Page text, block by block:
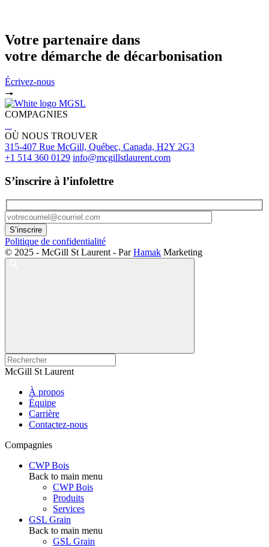
Votre partenaire dans
votre démarche de décarbonisation
Écrivez-nous
COMPAGNIES
OÙ NOUS TROUVER
315-407 Rue McGill, Québec, Canada, H2Y 2G3
+1 514 360 0129 info@mcgillstlaurent.com
S’inscrire à l’infolettre
Politique de confidentialité
© 2025 - McGill St Laurent - ParHamak Marketing
McGill St Laurent
À propos
Équipe
Carrière
Contactez-nous
Compagnies
CWP Bois
Back to main menu
CWP Bois
Produits
Services
GSL Grain
Back to main menu
GSL Grain